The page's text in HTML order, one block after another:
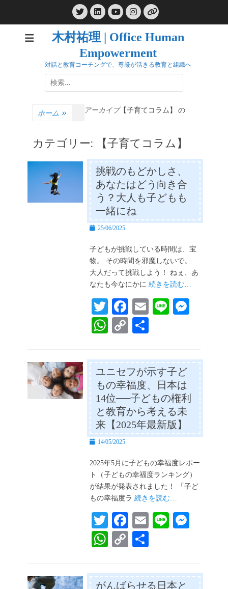
TwitterLinkedIn
YouTube
Instagram
リ
ン
ク
木村祐理 | Office Human
Empowerment
対話と教育コーチングで、尊厳が活きる教育と組織へ
検
索:
ホーム » 【子育てコラム】 の
アーカイブ
カテゴリー: 【子育てコラム】
挑戦のもどかしさ、
あなたはどう向き合
う？大人も子どもも
一緒にね
投
日
25/06/2025
子どもが挑戦している時間は、宝
物。 その時間を邪魔しないで。
大人だって挑戦しよう！ ねぇ、あ
なたも今なにかに続きを読む…
T
wi
tte
r
Fa
ce
bo
ok
E
Li
ng
er
W
ts
A
pp
C
y
Li
nk
ユニセフが示す子ど
もの幸福度、日本は
14位──子どもの権利
と教育から考える未
来【2025年最新版】
投
日
14/05/2025
2025年5月に子どもの幸福度レポー
ト（子どもの幸福度ランキング）
が結果が発表されました！ 「子ど
もの幸福度ラ続きを読む…
T
wi
tte
r
Fa
ce
bo
ok
E
Li
ng
W
ts
C
y
がんばらせる日本と